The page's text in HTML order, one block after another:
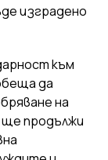
изградено
към
да
на
ще продължи